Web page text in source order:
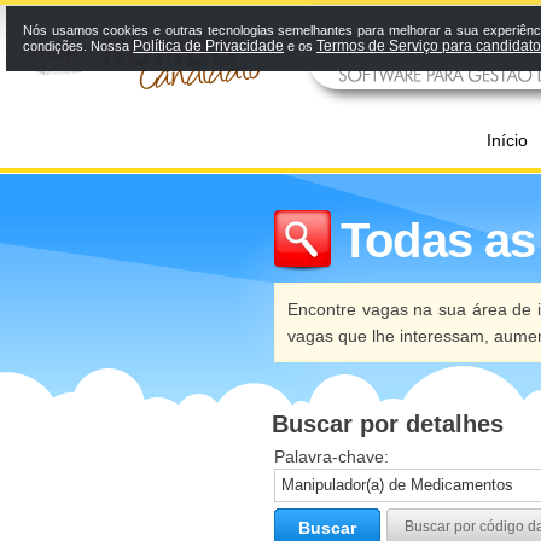
Início
Todas
Encontre vagas na sua área
vagas que lhe interessam,
Buscar por detalhes
Palavra-chave:
Buscar Buscar por código
Nós usamos cookies e outras tecnologias semelhantes para melhorar a sua
condições. Nossa Política de Privacidade e os Termos de Serviço para